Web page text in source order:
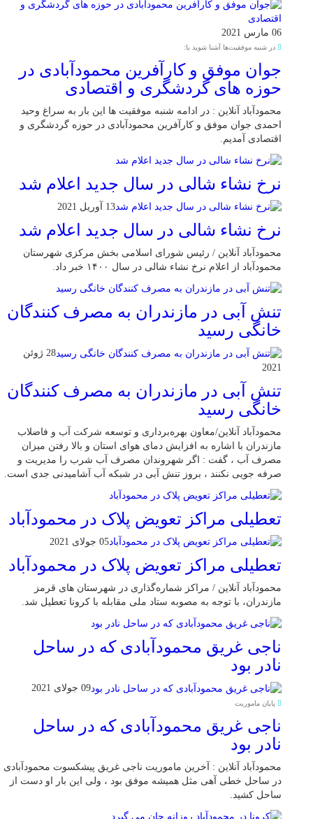
06 مارس 2021
در شنبه موفقیت‌ها آشنا شوید با:
جوان موفق و کارآفرین محمودآبادی در
حوزه های گردشگری و اقتصادی
محمودآباد آنلاین : در ادامه شنبه موفقیت ها این بار به سراغ وحید
احمدی جوان موفق و کارآفرین محمودآبادی در حوزه گردشگری و
اقتصادی آمدیم.
نرخ نشاء شالی در سال جدید اعلام شد
13 آوریل 2021
نرخ نشاء شالی در سال جدید اعلام شد
محمودآباد آنلاین / رئیس شورای اسلامی بخش مرکزی شهرستان
محمودآباد از اعلام نرخ نشاء شالی در سال ۱۴۰۰ خبر داد.
تنش آبی در مازندران به مصرف كنندگان
خانگی رسيد
28 ژوئن
2021
تنش آبی در مازندران به مصرف كنندگان
خانگی رسيد
محمودآباد آنلاین/معاون بهره‌برداری و توسعه شرکت آب و فاضلاب
مازندران با اشاره به افزایش دمای هوای استان و بالا رفتن میزان
مصرف آب ، گفت : اگر شهروندان مصرف آب شرب را مدیریت و
صرفه جویی نکنند ، بروز تنش آبی در شبکه آب آشامیدنی جدی است.
تعطیلی مراکز تعویض پلاک در محمودآباد
05 جولای 2021
تعطیلی مراکز تعویض پلاک در محمودآباد
محمودآباد آنلاین / مراکز شماره‌گذاری در شهر‌ستان های قرمز
مازندران، با توجه به مصوبه ستاد ملی مقابله با کرونا تعطیل شد.
ناجی غریق محمودآبادی که در ساحل
نادر بود
09 جولای 2021
پایان ماموریت
ناجی غریق محمودآبادی که در ساحل
نادر بود
محمودآباد آنلاین : آخرین ماموریت ناجی غریق پیشکسوت محمودآبادی
در ساحل خطی آهی مثل همیشه موفق بود ، ولی این بار او دست از
ساحل کشید.